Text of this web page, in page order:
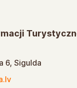
6, Sigulda